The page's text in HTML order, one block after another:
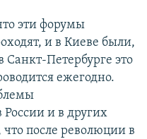
эти форумы
и в Киеве были,
Санкт-Петербурге это
ежегодно.
и в других
после революции в